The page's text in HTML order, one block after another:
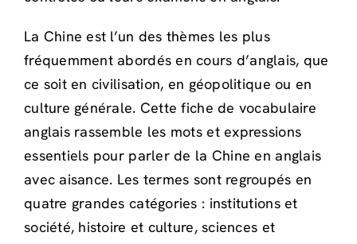
La Chine est l’un des thèmes les plus
fréquemment abordés en cours d’anglais, que
ce soit en civilisation, en géopolitique ou en
culture générale. Cette fiche de vocabulaire
anglais rassemble les mots et expressions
essentiels pour parler de la Chine en anglais
avec aisance. Les termes sont regroupés en
quatre grandes catégories : institutions et
société, histoire et culture, sciences et